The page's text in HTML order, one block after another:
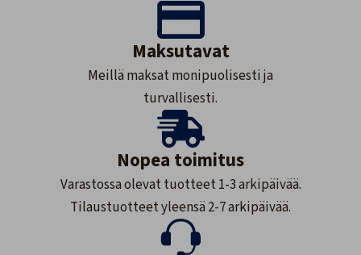
Maksutavat
Meillä maksat monipuolisesti ja
turvallisesti.
Nopea toimitus
Varastossa olevat tuotteet 1-3 arkipäivää.
Tilaustuotteet yleensä 2-7 arkipäivää.